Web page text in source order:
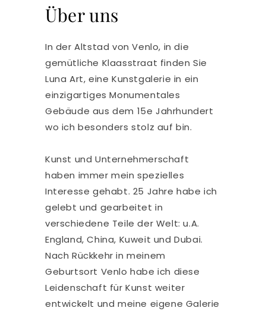
Über uns
In der Altstad von Venlo, in die
gemütliche Klaasstraat finden Sie
Luna Art, eine Kunstgalerie in ein
einzigartiges Monumentales
Gebäude aus dem 15e Jahrhundert
wo ich besonders stolz auf bin.
Kunst und Unternehmerschaft
haben immer mein spezielles
Interesse gehabt. 25 Jahre habe ich
gelebt und gearbeitet in
verschiedene Teile der Welt: u.A.
England, China, Kuweit und Dubai.
Nach Rückkehr in meinem
Geburtsort Venlo habe ich diese
Leidenschaft für Kunst weiter
entwickelt und meine eigene Galerie